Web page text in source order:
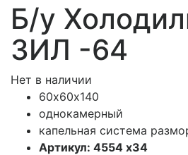
Б/у
ЗИЛ -64
Нет в наличии
60х60х140
однокамерный
капельная система
Артикул: 4554 х34